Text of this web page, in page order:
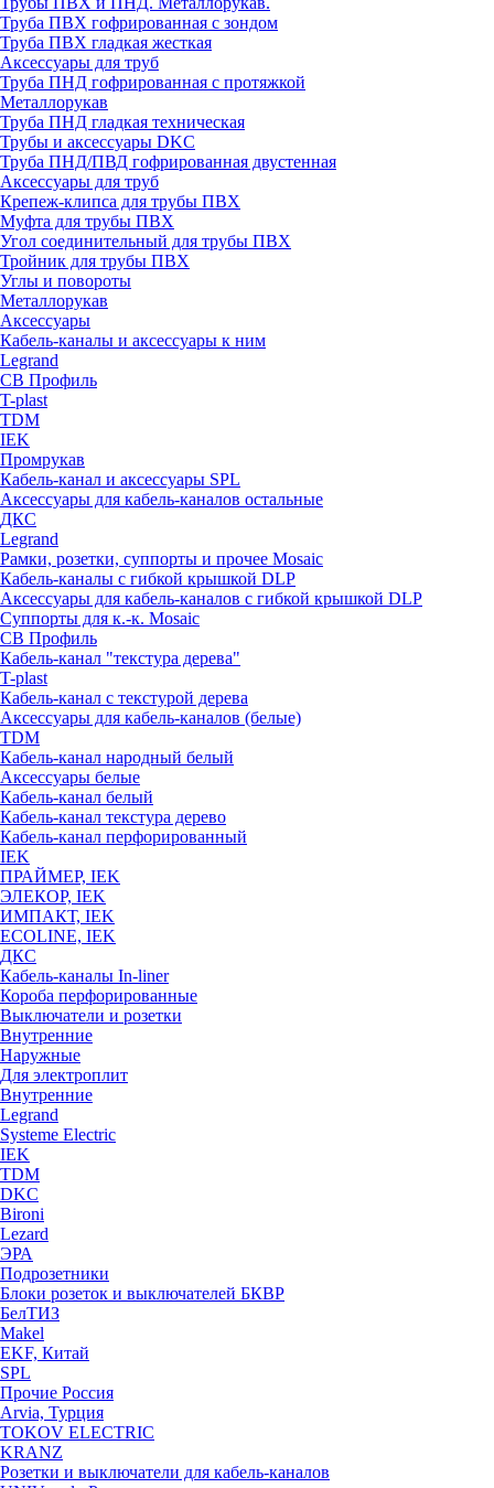
Труба ПВХ гофрированная с зондом
Труба ПВХ гладкая жесткая
Аксессуары для труб
Труба ПНД гофрированная с протяжкой
Металлорукав
Труба ПНД гладкая техническая
Трубы и аксессуары DKC
Труба ПНД/ПВД гофрированная двустенная
Аксессуары для труб
Крепеж-клипса для трубы ПВХ
Муфта для трубы ПВХ
Угол соединительный для трубы ПВХ
Тройник для трубы ПВХ
Углы и повороты
Металлорукав
Аксессуары
Кабель-каналы и аксессуары к ним
Legrand
СВ Профиль
T-plast
TDM
IEK
Промрукав
Кабель-канал и аксессуары SPL
Аксессуары для кабель-каналов остальные
ДКС
Legrand
Рамки, розетки, суппорты и прочее Mosaic
Кабель-каналы с гибкой крышкой DLP
Аксессуары для кабель-каналов с гибкой крышкой DLP
Суппорты для к.-к. Mosaic
СВ Профиль
Кабель-канал "текстура дерева"
T-plast
Кабель-канал с текстурой дерева
Аксессуары для кабель-каналов (белые)
TDM
Кабель-канал народный белый
Аксессуары белые
Кабель-канал белый
Кабель-канал текстура дерево
Кабель-канал перфорированный
IEK
ПРАЙМЕР, IEK
ЭЛЕКОР, IEK
ИМПАКТ, IEK
ECOLINE, IEK
ДКС
Кабель-каналы In-liner
Короба перфорированные
Выключатели и розетки
Внутренние
Наружные
Для электроплит
Внутренние
Legrand
Systeme Electric
IEK
TDM
DKC
Bironi
Lezard
ЭРА
Подрозетники
Блоки розеток и выключателей БКВР
БелТИЗ
Makel
EKF, Китай
SPL
Прочие Россия
Arvia, Турция
TOKOV ELECTRIC
KRANZ
Розетки и выключатели для кабель-каналов